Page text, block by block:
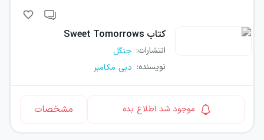
کتاب Sweet Tomorrows
انتشارات: جنگل
نویسنده: دبی مکامبر
موجود شد اطلاع بده مشخصات